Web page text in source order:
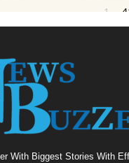
With Biggest Stories With